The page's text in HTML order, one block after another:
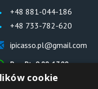
+48 881-044-186
+48 733-782-620
ipicasso.pl@gmail.com
Pon-Pt: 9.00-17.00
cookie